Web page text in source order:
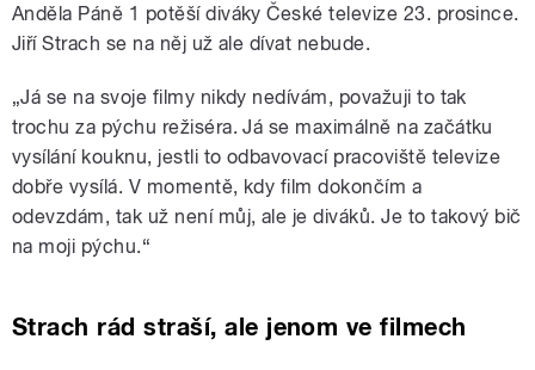
Anděla Páně 1 potěší diváky České televize 23. prosince.
Jiří Strach se na něj už ale dívat nebude.
„Já se na svoje filmy nikdy nedívám, považuji to tak
trochu za pýchu režiséra. Já se maximálně na začátku
vysílání kouknu, jestli to odbavovací pracoviště televize
dobře vysílá. V momentě, kdy film dokončím a
odevzdám, tak už není můj, ale je diváků. Je to takový bič
na moji pýchu.“
Strach rád straší, ale jenom ve filmech